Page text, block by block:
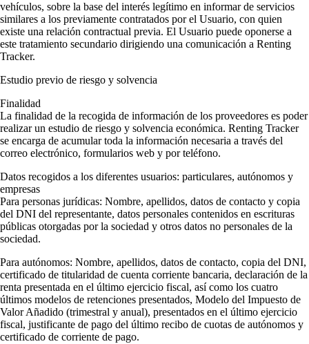
vehículos, sobre la base del interés legítimo en informar de servicios
similares a los previamente contratados por el Usuario, con quien
existe una relación contractual previa. El Usuario puede oponerse a
este tratamiento secundario dirigiendo una comunicación a Renting
Tracker.
Estudio previo de riesgo y solvencia
Finalidad
La finalidad de la recogida de información de los proveedores es poder
realizar un estudio de riesgo y solvencia económica. Renting Tracker
se encarga de acumular toda la información necesaria a través del
correo electrónico, formularios web y por teléfono.
Datos recogidos a los diferentes usuarios: particulares, autónomos y
empresas
Para personas jurídicas: Nombre, apellidos, datos de contacto y copia
del DNI del representante, datos personales contenidos en escrituras
públicas otorgadas por la sociedad y otros datos no personales de la
sociedad.
Para autónomos: Nombre, apellidos, datos de contacto, copia del DNI,
certificado de titularidad de cuenta corriente bancaria, declaración de la
renta presentada en el último ejercicio fiscal, así como los cuatro
últimos modelos de retenciones presentados, Modelo del Impuesto de
Valor Añadido (trimestral y anual), presentados en el último ejercicio
fiscal, justificante de pago del último recibo de cuotas de autónomos y
certificado de corriente de pago.